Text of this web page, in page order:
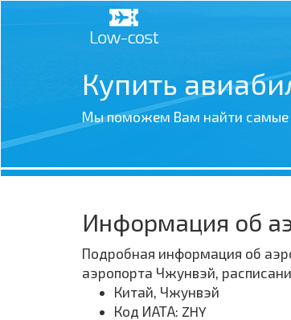
Купить
Мы поможем Вам найти самые
Информация об
Подробная информация об
аэропорта Чжунвэй,
Китай, Чжунвэй
Код ИАТА: ZHY